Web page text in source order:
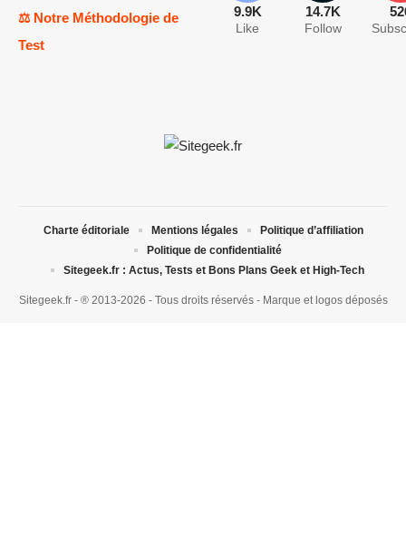
⚖️ Notre Méthodologie de
Test
9.9K
Like
14.7K
Follow
Sitegeek.fr - ® 2013-2026 - Tous droits réservés - Marque et logos déposés
Charte éditoriale Mentions légales
Politique d’affiliation
Politique de confidentialité
Sitegeek.fr : Actus, Tests et Bons Plans Geek et High-Tech